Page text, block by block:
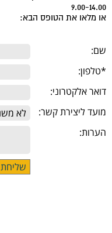
9.00-14.00
או מלאו את הטופס הבא:
שם:
*טלפון:
דואר אלקטרוני:
מועד ליצירת קשר:
הערות: